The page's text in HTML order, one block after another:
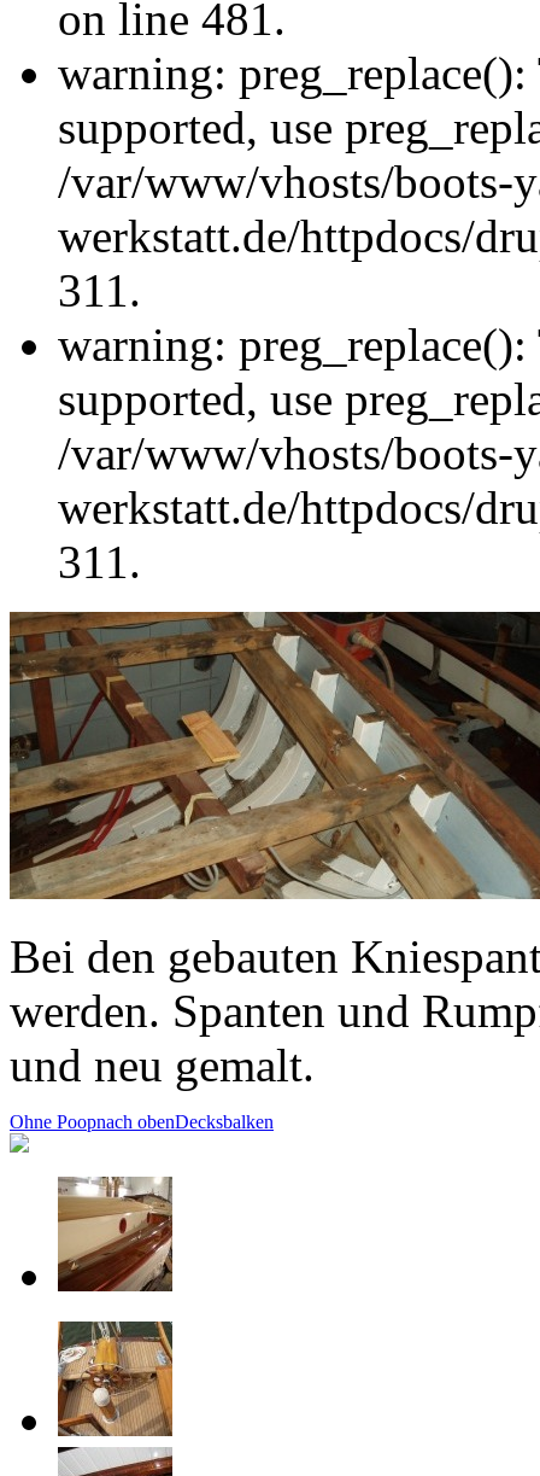
on line 481.
warning:
supported, use
/var/www/vhosts/boots-
werkstatt.de/httpdocs/
311.
warning:
supported, use
/var/www/vhosts/boots-
werkstatt.de/httpdocs/
311.
Bei den gebauten
werden. Spanten und
und neu gemalt.
Ohne Poopnach obenDecksbalken